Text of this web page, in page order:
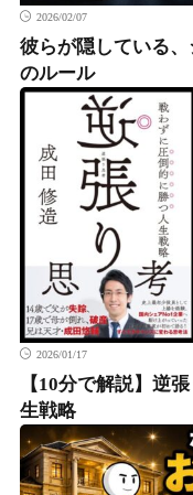
2026/02/07
彼らが隠している、
のルール
2026/01/17
【10分で解説】逆
生戦略